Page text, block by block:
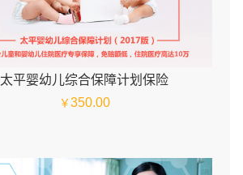
太平婴幼儿综合保障计划保险
￥350.00